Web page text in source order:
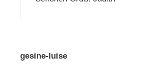
gesine-luise